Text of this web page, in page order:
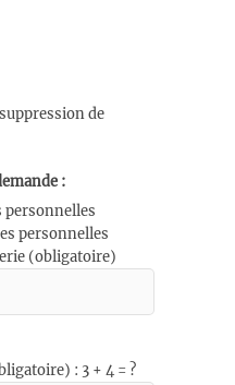
de
:
personnelles
personnelles
(obligatoire)
: 3 + 4 = ?